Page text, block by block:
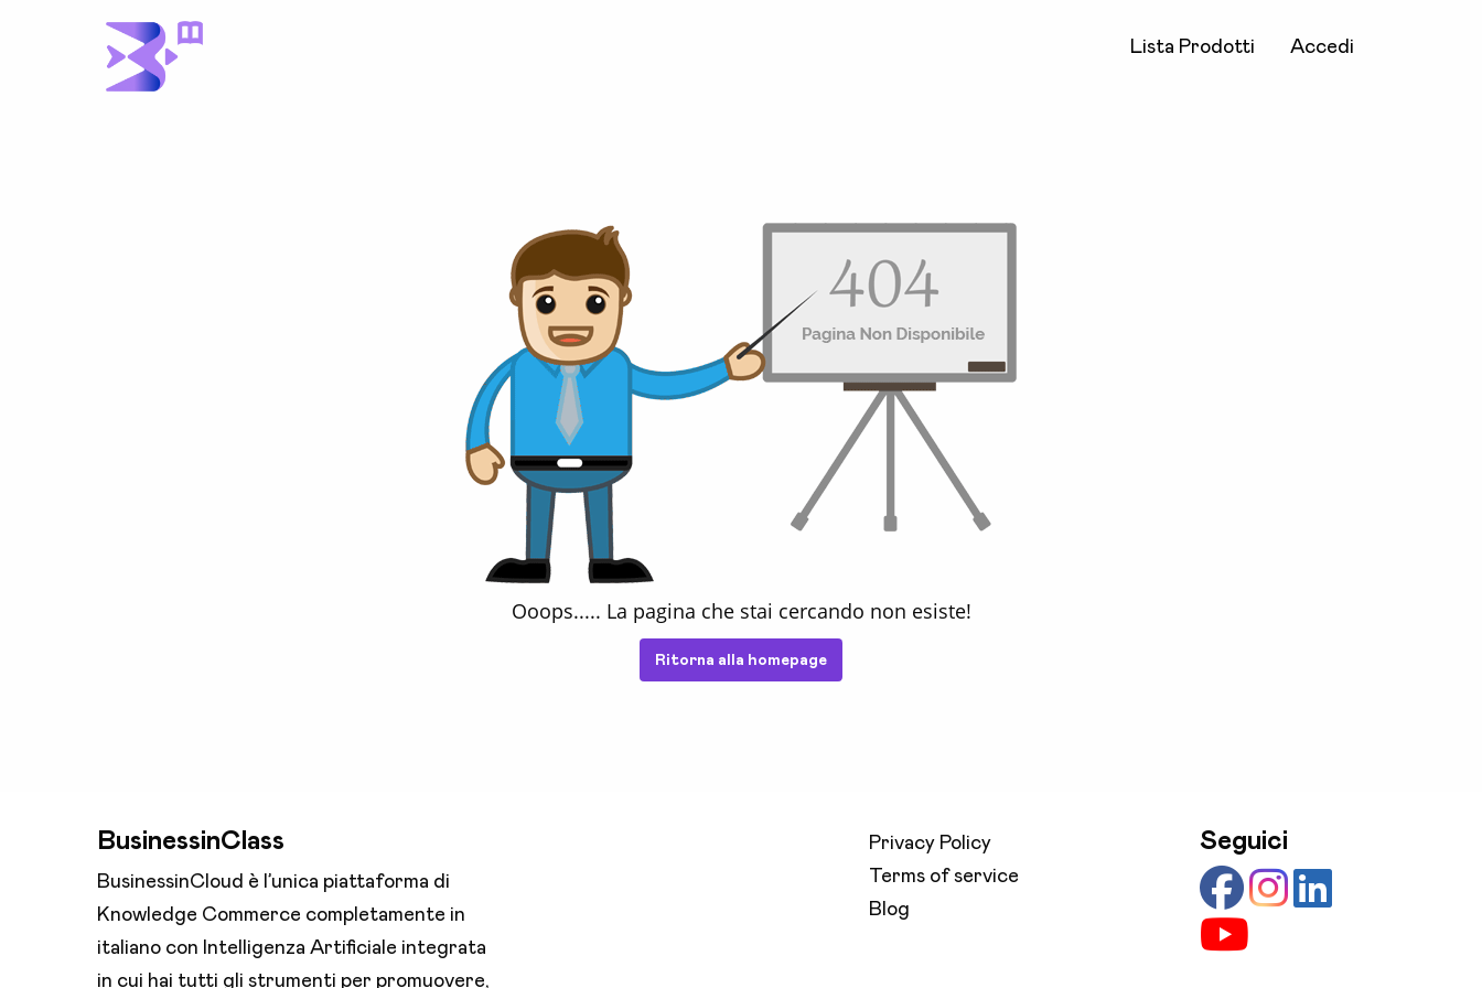
Lista Prodotti Accedi
Ooops..... La pagina che stai cercando non esiste!
Ritorna alla homepage
BusinessinClass
BusinessinCloud è l’unica piattaforma di
Knowledge Commerce completamente in
italiano con Intelligenza Artificiale integrata
in cui hai tutti gli strumenti per promuovere,
Privacy Policy
Terms of service
Blog
Seguici